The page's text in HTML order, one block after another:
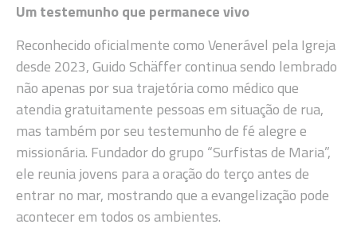
Um testemunho que permanece vivo
Reconhecido oficialmente como Venerável pela Igreja
desde 2023, Guido Schäffer continua sendo lembrado
não apenas por sua trajetória como médico que
atendia gratuitamente pessoas em situação de rua,
mas também por seu testemunho de fé alegre e
missionária. Fundador do grupo “Surfistas de Maria”,
ele reunia jovens para a oração do terço antes de
entrar no mar, mostrando que a evangelização pode
acontecer em todos os ambientes.